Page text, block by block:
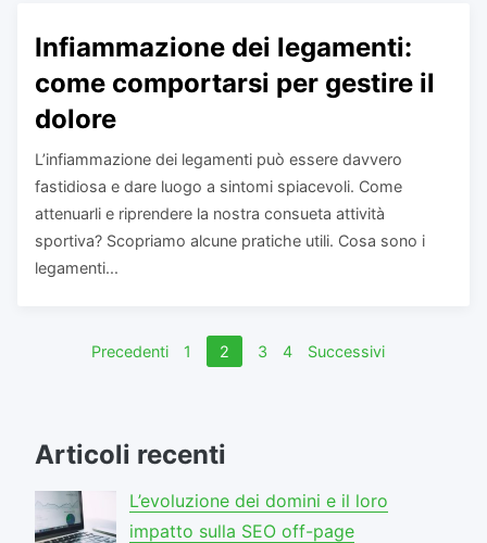
Infiammazione dei legamenti:
come comportarsi per gestire il
dolore
L’infiammazione dei legamenti può essere davvero
fastidiosa e dare luogo a sintomi spiacevoli. Come
attenuarli e riprendere la nostra consueta attività
sportiva? Scopriamo alcune pratiche utili. Cosa sono i
legamenti...
Navigazione
Precedenti 1 2 3 4 Successivi
Articoli recenti
L’evoluzione dei domini e il loro
impatto sulla SEO off-page